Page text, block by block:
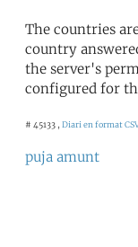
The countries
country
the server's
configured for
# 45133 , Diari en format
puja amunt